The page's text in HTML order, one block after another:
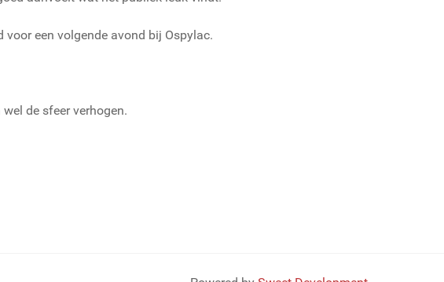
een volgende avond bij Ospylac.
de sfeer verhogen.